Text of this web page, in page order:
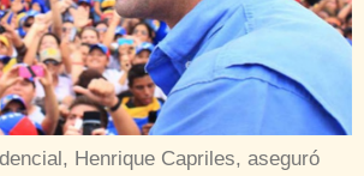
Henrique Capriles, aseguró